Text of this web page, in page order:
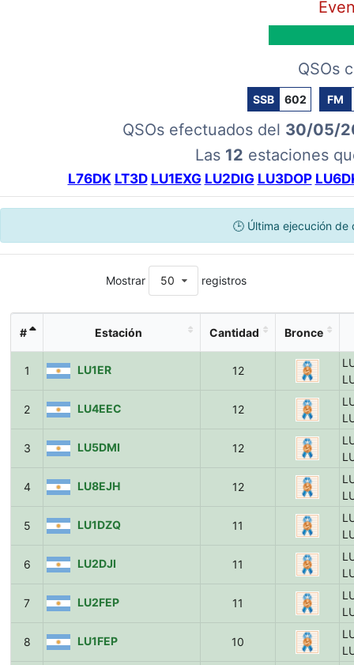
QSOs
SSB 602 FM
QSOs efectuados del 30/05/
Las 12 estaciones
L76DK LT3D LU1EXG LU2DIG LU3DOP
🕒 Última ejecución
Mostrar 50 registros
# Estación Cantidad Bronce
1 LU1ER 12
2 LU4EEC 12
3 LU5DMI 12
4 LU8EJH 12
5 LU1DZQ 11
6 LU2DJI 11
7 LU2FEP 11
8 LU1FEP 10